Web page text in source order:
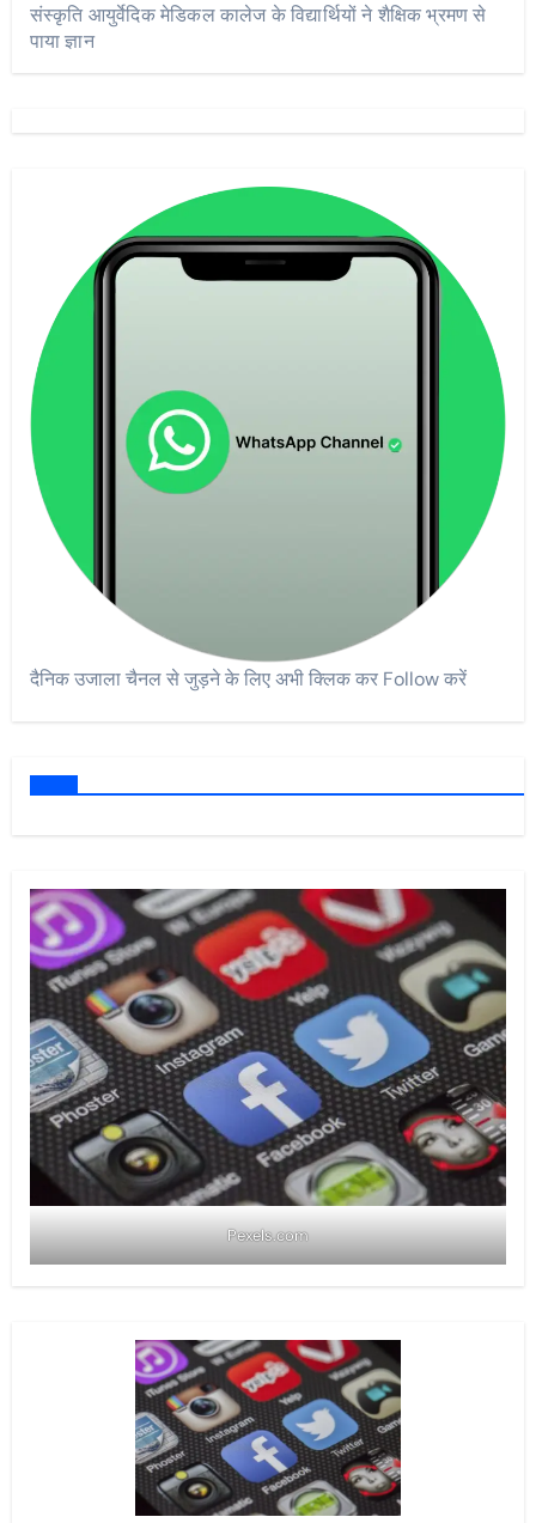
संस्कृति आयुर्वेदिक मेडिकल कालेज के विद्यार्थियों ने शैक्षिक भ्रमण से
पाया ज्ञान
दैनिक उजाला चैनल से जुड़ने के लिए अभी क्लिक कर Follow करें
Pexels.com